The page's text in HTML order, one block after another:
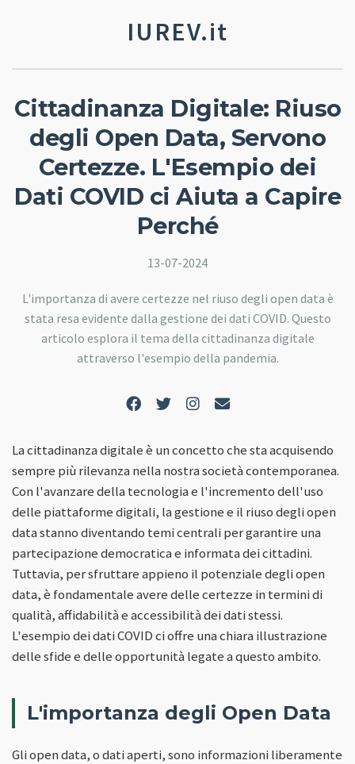
IUREV.it
Cittadinanza Digitale: Riuso
degli Open Data, Servono
Certezze. L'Esempio dei
Dati COVID ci Aiuta a Capire
Perché
13-07-2024
L'importanza di avere certezze nel riuso degli open data è
stata resa evidente dalla gestione dei dati COVID. Questo
articolo esplora il tema della cittadinanza digitale
attraverso l'esempio della pandemia.
La cittadinanza digitale è un concetto che sta acquisendo
sempre più rilevanza nella nostra società contemporanea.
Con l'avanzare della tecnologia e l'incremento dell'uso
delle piattaforme digitali, la gestione e il riuso degli open
data stanno diventando temi centrali per garantire una
partecipazione democratica e informata dei cittadini.
Tuttavia, per sfruttare appieno il potenziale degli open
data, è fondamentale avere delle certezze in termini di
qualità, affidabilità e accessibilità dei dati stessi.
L'esempio dei dati COVID ci offre una chiara illustrazione
delle sfide e delle opportunità legate a questo ambito.
L'importanza degli Open Data
Gli open data, o dati aperti, sono informazioni liberamente